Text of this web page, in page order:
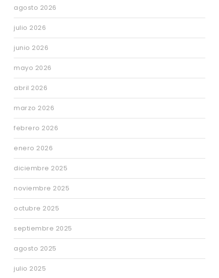
agosto 2026
julio 2026
junio 2026
mayo 2026
abril 2026
marzo 2026
febrero 2026
enero 2026
diciembre 2025
noviembre 2025
octubre 2025
septiembre 2025
agosto 2025
julio 2025